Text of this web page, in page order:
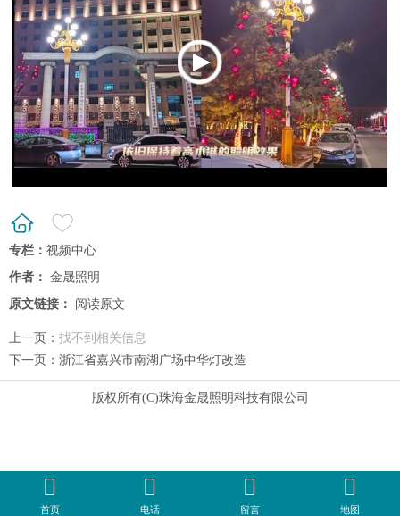
专栏： 视频中心
作者： 金晟照明
原文链接：
阅读原文
上一页： 找不到相关信息
下一页： 浙江省嘉兴市南湖广场中华灯改造
版权所有(C)珠海金晟照明科技有限公司
首页 电话 留言 地图